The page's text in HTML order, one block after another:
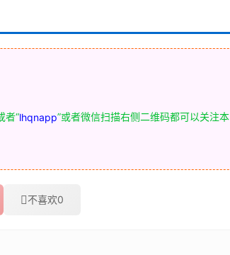
者“lhqnapp”或者微信扫描右侧二维码都可以关注本
不喜欢0